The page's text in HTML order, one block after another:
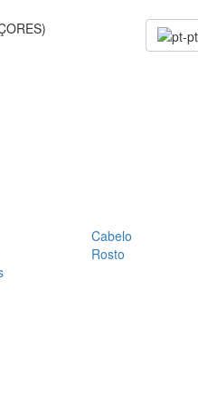
Cabelo
Rosto